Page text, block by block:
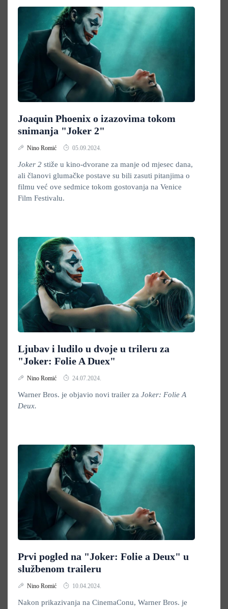
Joaquin Phoenix o izazovima tokom
snimanja "Joker 2"
Nino Romić 05.09.2024.
Joker 2 stiže u kino-dvorane za manje od mjesec dana,
ali članovi glumačke postave su bili zasuti pitanjima o
filmu već ove sedmice tokom gostovanja na Venice
Film Festivalu.
Ljubav i ludilo u dvoje u trileru za
"Joker: Folie A Duex"
Nino Romić 24.07.2024.
Warner Bros. je objavio novi trailer za Joker: Folie A
Deux.
Prvi pogled na "Joker: Folie a Deux" u
službenom traileru
Nino Romić 10.04.2024.
Nakon prikazivanja na CinemaConu, Warner Bros. je